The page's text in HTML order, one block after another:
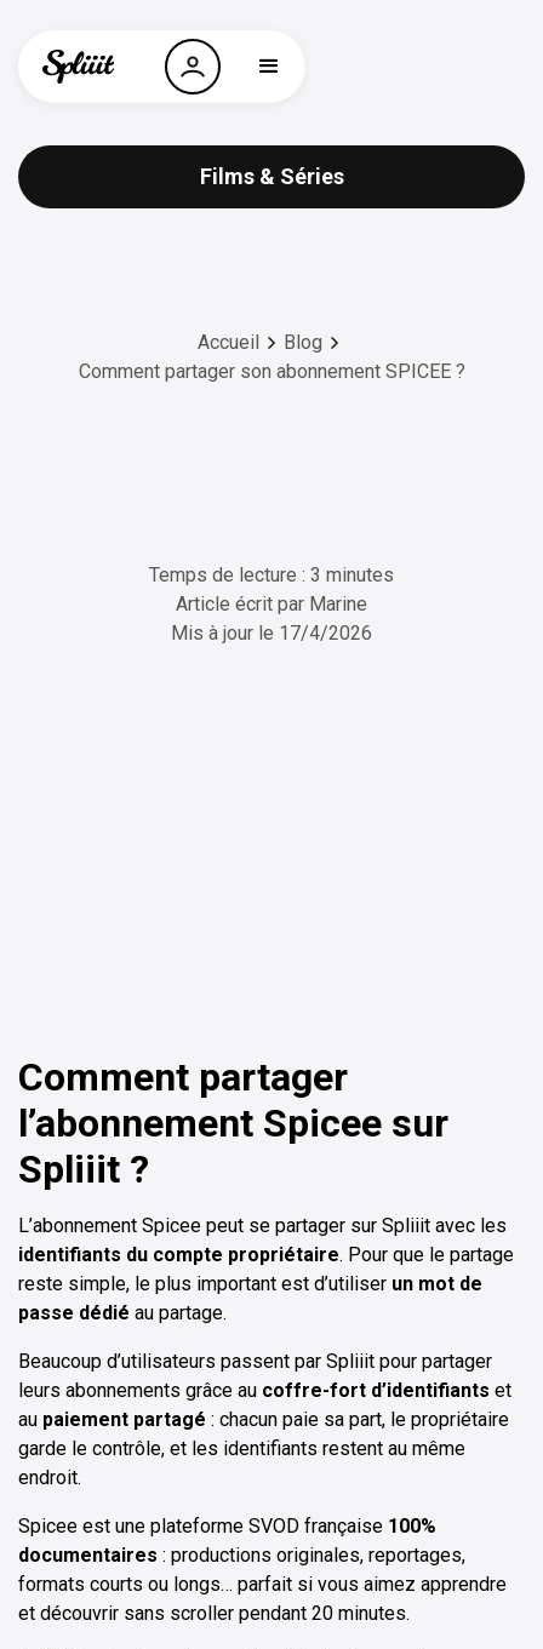
Films & Séries
Accueil
Blog
Comment partager son abonnement SPICEE ?
Temps de lecture : 3 minutes
Article écrit par Marine
Mis à jour le 17/4/2026
Comment partager
l’abonnement Spicee sur
Spliiit ?
L’abonnement Spicee peut se partager sur Spliiit avec les
identifiants du compte propriétaire. Pour que le partage
reste simple, le plus important est d’utiliser un mot de
passe dédié au partage.
Beaucoup d’utilisateurs passent par Spliiit pour partager
leurs abonnements grâce au coffre-fort d’identifiants et
au paiement partagé : chacun paie sa part, le propriétaire
garde le contrôle, et les identifiants restent au même
endroit.
Spicee est une plateforme SVOD française 100%
documentaires : productions originales, reportages,
formats courts ou longs… parfait si vous aimez apprendre
et découvrir sans scroller pendant 20 minutes.